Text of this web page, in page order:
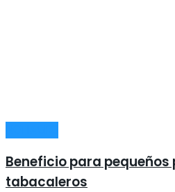
Beneficio para
tabacaleros